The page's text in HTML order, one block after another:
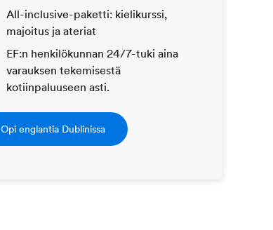
All-inclusive-paketti: kielikurssi,
majoitus ja ateriat
EF:n henkilökunnan 24/7-tuki aina
varauksen tekemisestä
kotiinpaluuseen asti.
Opi englantia Dublinissa